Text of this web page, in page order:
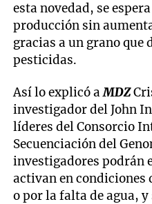
esta novedad, se
producción sin
gracias a un grano que
pesticidas.
Así lo explicó aMDZ
investigador del John
líderes del Consorcio
Secuenciación del
investigadores podrán
activan en condiciones
o por la falta de agua,